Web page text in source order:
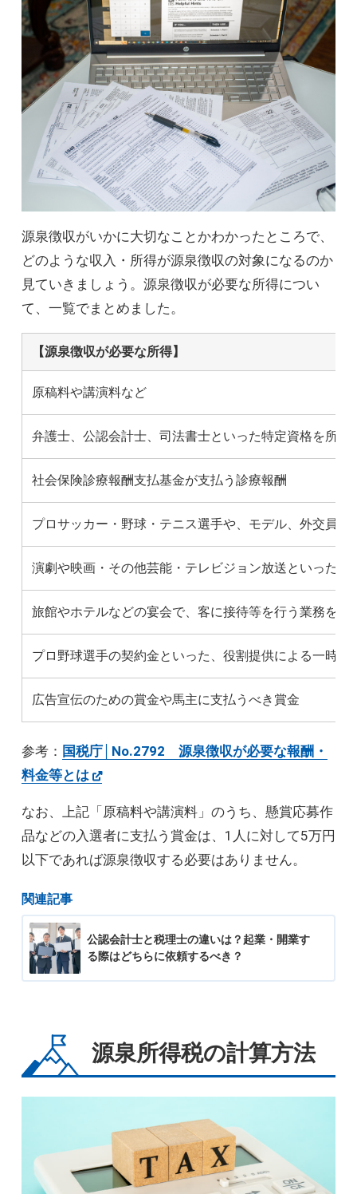
源泉徴収がいかに大切なことかわかったところで、
どのような収入・所得が源泉徴収の対象になるのか
見ていきましょう。源泉徴収が必要な所得につい
て、一覧でまとめました。
【源泉徴収が必要な所得】
原稿料や講演料など
弁護士、公認会計士、司法書士といった特定資格を所有
社会保険診療報酬支払基金が支払う診療報酬
プロサッカー・野球・テニス選手や、モデル、外交員な
演劇や映画・その他芸能・テレビジョン放送といった
旅館やホテルなどの宴会で、客に接待等を行う業務を
プロ野球選手の契約金といった、役割提供による一時的
広告宣伝のための賞金や馬主に支払うべき賞金
参考： 国税庁│No.2792 源泉徴収が必要な報酬・
料金等とは
なお、上記「原稿料や講演料」のうち、懸賞応募作
品などの入選者に支払う賞金は、1人に対して5万円
以下であれば源泉徴収する必要はありません。
関連記事
公認会計士と税理士の違いは？起業・開業す
る際はどちらに依頼するべき？
源泉所得税の計算方法